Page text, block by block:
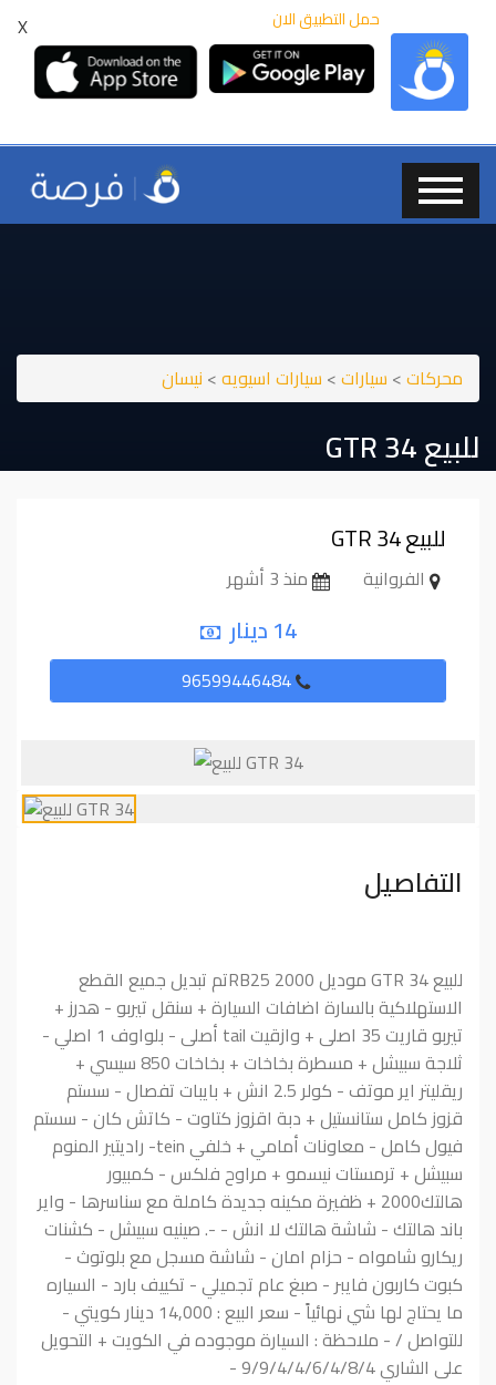
X حمل التطبيق الان
محركات> سيارات> سيارات اسيويه> نيسان
للبيع GTR 34
للبيع GTR 34
الفروانية منذ 3 أشهر
14 دينار
96599446484
التفاصيل
للبيع GTR 34 موديل RB25 2000تم تبديل جميع القطع
الاستهلاكية بالسارة اضافات السيارة + سنقل تيربو - هدرز +
تيربو قاريت 35 اصلى + وازقيت tail أصلى - بلواوف 1 اصلي -
ثلاجة سبيشل + مسطرة بخاخات + بخاخات 850 سيسي +
ريقليتر اير موتف - كولر 2.5 انش + بايبات تفصال - سستم
قزوز كامل ستانستيل + دبة اقزوز كتاوت - كاتش كان - سستم
فيول كامل - معاونات أمامي + خلفي tein- راديتير المنوم
سبيشل + ترمستات نيسمو + مراوح فلكس - كمبيور
هالتك2000 + ظفيرة مكينه جديدة كاملة مع سناسرها - واير
باند هالتك - شاشة هالتك لا انش - -. صينيه سبيشل - كشنات
ريكارو شامواه - حزام امان - شاشة مسجل مع بلوتوث -
كبوت كاربون فايبر - صبغ عام تجميلي - تكييف بارد - السياره
ما يحتاج لها شي نهائياً - سعر البيع : 14,000 دينار كويتي -
للتواصل / - ملاحظة : السيارة موجوده في الكويت + التحويل
على الشاري 9/9/4/4/6/4/8/4 -